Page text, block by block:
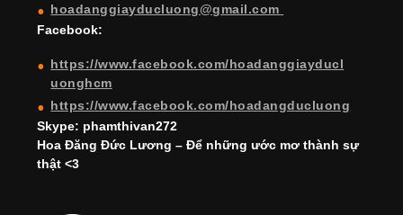
hoadanggiayducluong@gmail.com
Facebook:
https://www.facebook.com/hoadanggiayducl
uonghcm
https://www.facebook.com/hoadangducluong
Skype: phamthivan272
Hoa Đăng Đức Lương – Để những ước mơ thành sự
thật <3